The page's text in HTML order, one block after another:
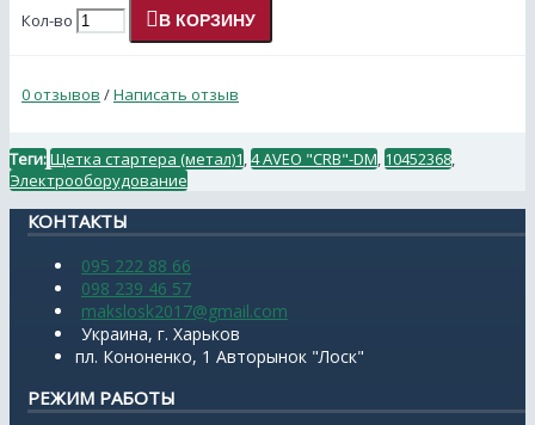
Кол-во В КОРЗИНУ
0 отзывов /Написать отзыв
Теги:Щетка стартера (метал)1 4 AVEO "CRB"-DM 10452368
Электрооборудование
КОНТАКТЫ
095 222 88 66
098 239 46 57
makslosk2017@gmail.com
Украина, г. Харьков
пл. Кононенко, 1 Авторынок "Лоск"
РЕЖИМ РАБОТЫ